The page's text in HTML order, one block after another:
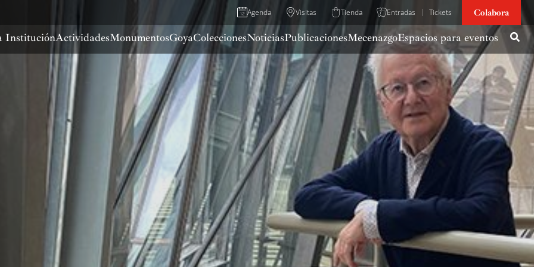
Agenda Visitas Tienda Entradas Tickets Colabora
InstituciónActividadesMonumentosGoyaColeccionesNoticiasPublicacionesMecenazgoEspacios para eventos